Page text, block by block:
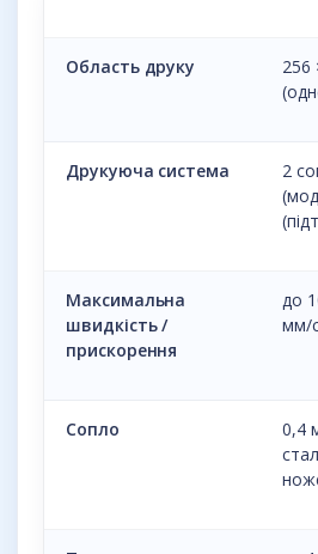
Область друку
256
Друкуюча система
2
Максимальна
швидкість /
прискорення
до
мм/
Сопло
0,4